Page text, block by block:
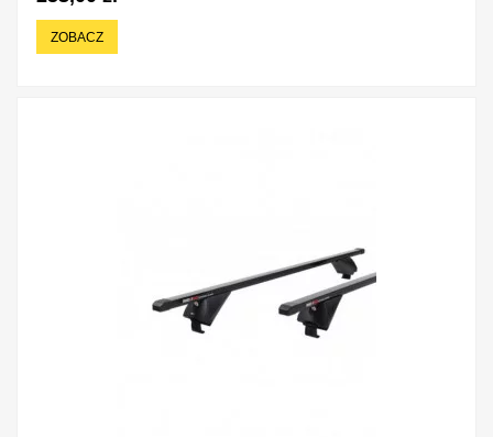
ZOBACZ